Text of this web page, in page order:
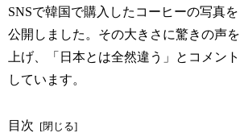
SNSで韓国で購入したコーヒーの写真を
公開しました。その大きさに驚きの声を
上げ、「日本とは全然違う」とコメント
しています。
目次